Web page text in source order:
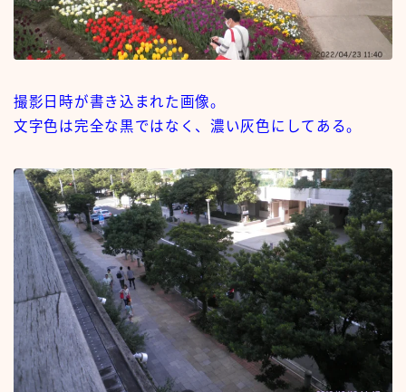
撮影日時が書き込まれた画像。
文字色は完全な黒ではなく、濃い灰色にしてある。